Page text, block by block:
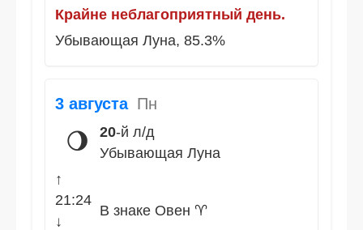
Крайне неблагоприятный день.
Убывающая Луна, 85.3%
3 августа Пн
🌖 20-й л/д
Убывающая Луна
↑
21:24
↓
В знаке Овен ♈